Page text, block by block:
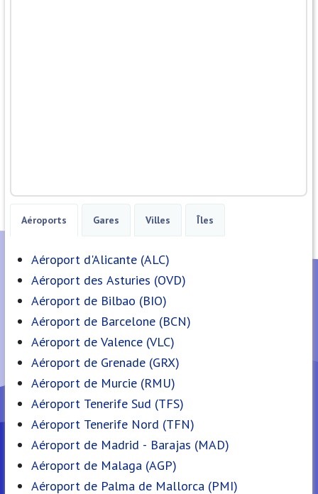
Aéroports Gares Villes Îles
Aéroport d'Alicante (ALC)
Aéroport des Asturies (OVD)
Aéroport de Bilbao (BIO)
Aéroport de Barcelone (BCN)
Aéroport de Valence (VLC)
Aéroport de Grenade (GRX)
Aéroport de Murcie (RMU)
Aéroport Tenerife Sud (TFS)
Aéroport Tenerife Nord (TFN)
Aéroport de Madrid - Barajas (MAD)
Aéroport de Malaga (AGP)
Aéroport de Palma de Mallorca (PMI)